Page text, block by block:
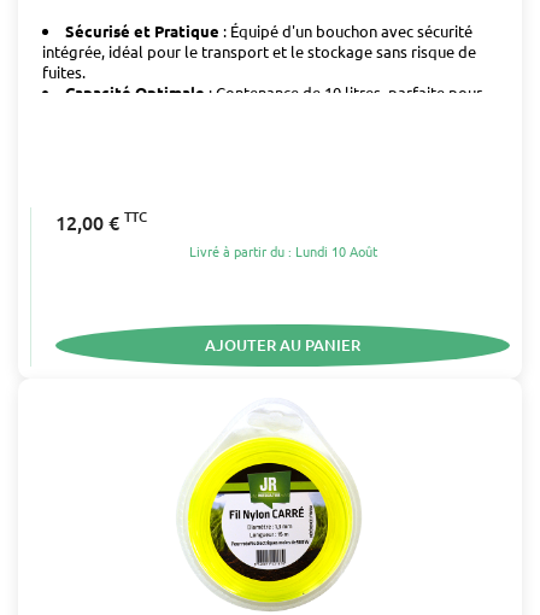
Sécurisé et Pratique : Équipé d'un bouchon avec sécurité
intégrée, idéal pour le transport et le stockage sans risque de
fuites.
Capacité Optimale : Contenance de 10 litres, parfaite pour
12,00 € TTC
Livré à partir du : Lundi 10 Août
AJOUTER AU PANIER